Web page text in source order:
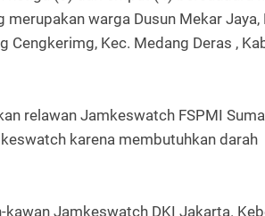
merupakan warga Dusun Mekar Jaya,
Cengkerimg, Kec. Medang Deras ,
relawan Jamkeswatch FSPMI
karena membutuhkan darah
Jamkeswatch DKI Jakarta.